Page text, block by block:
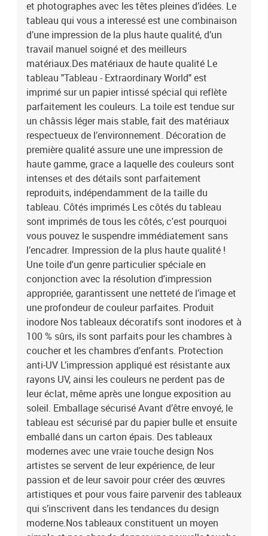
touche à vos intérieurs, et la large gamme de motifs satisfera
chaque goût. Notre offre comprend entre autres des natures
mortes, des paysages, des tableaux modernes pour le salon, des
tableaux abstraits, des reproductions de tableaux d’artistes
connus, des cartes du monde, des tableaux déco industrielle et
beaucoup d’autres.Le tableau est une décoration qui attire les
regards, indépendamment de la pièce dans laquelle il se trouve.
Parmi nos propositions, vous trouverez de grands tableaux pour le
salon, des tableaux majestueux pour les bureaux, des tableaux
apaisants pour les chambres à coucher, des tableaux qui
personnalisent l’intérieur et qui créent une ambiance unique, des
tableaux joyeux pour les chambres d’enfant, etc. Le tableau peut
également décorer les murs dans des endroits moins évidents
comme la cuisine, la salle de bains ou le couloir. Indépendamment
de la pièce où il se trouve, le tableau mural lui donnera un
caractère unique et créera une ambiance cosy pour tous les
habitants et invités. Le tableau est aussi un cadeau original pour
des occasions telles que :les anniversaires,le mariage comme
symbole d’une nouvelle vie,les pendaisons de crémaillère,Noël,la
Saint-Valentin,itp.Laissez le tableau "Tableau - Extraordinary
World" changer votre maison et celles de vos proches ! Dimensions
des panneaux:100x50: 20x30 20x40 20x50 20x40 20x30200x100:
40x60 40x80 40x100 40x80 40x60
et photographes avec les têtes pleines d’idées. Le
tableau qui vous a interessé est une combinaison
d’une impression de la plus haute qualité, d’un
travail manuel soigné et des meilleurs
matériaux.Des matériaux de haute qualité Le
tableau "Tableau - Extraordinary World" est
imprimé sur un papier intissé spécial qui reflète
parfaitement les couleurs. La toile est tendue sur
un châssis léger mais stable, fait des matériaux
respectueux de l’environnement. Décoration de
première qualité assure une une impression de
haute gamme, grace a laquelle des couleurs sont
intenses et des détails sont parfaitement
reproduits, indépendamment de la taille du
tableau. Côtés imprimés Les côtés du tableau
sont imprimés de tous les côtés, c'est pourquoi
vous pouvez le suspendre immédiatement sans
l’encadrer. Impression de la plus haute qualité !
Une toile d'un genre particulier spéciale en
conjonction avec la résolution d'impression
appropriée, garantissent une netteté de l’image et
une profondeur de couleur parfaites. Produit
inodore Nos tableaux décoratifs sont inodores et à
100 % sûrs, ils sont parfaits pour les chambres à
coucher et les chambres d’enfants. Protection
anti-UV L’impression appliqué est résistante aux
rayons UV, ainsi les couleurs ne perdent pas de
leur éclat, même après une longue exposition au
soleil. Emballage sécurisé Avant d’être envoyé, le
tableau est sécurisé par du papier bulle et ensuite
emballé dans un carton épais. Des tableaux
modernes avec une vraie touche design Nos
artistes se servent de leur expérience, de leur
passion et de leur savoir pour créer des œuvres
artistiques et pour vous faire parvenir des tableaux
qui s’inscrivent dans les tendances du design
moderne.Nos tableaux constituent un moyen